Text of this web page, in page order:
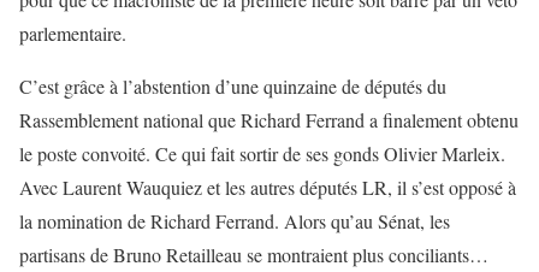
parlementaire.
C’est grâce à l’abstention d’une quinzaine de députés du
Rassemblement national que Richard Ferrand a finalement obtenu
le poste convoité. Ce qui fait sortir de ses gonds Olivier Marleix.
Avec Laurent Wauquiez et les autres députés LR, il s’est opposé à
la nomination de Richard Ferrand. Alors qu’au Sénat, les
partisans de Bruno Retailleau se montraient plus conciliants…